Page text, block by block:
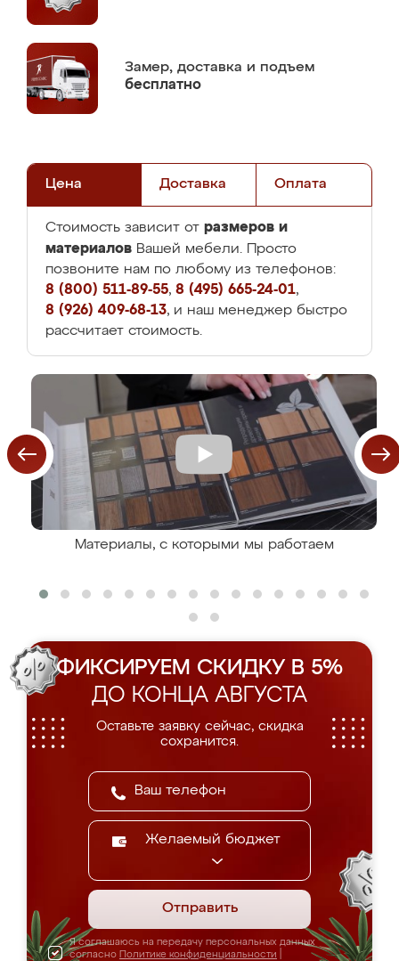
Замер, доставка и подъем
бесплатно
Цена Доставка Оплата
Стоимость зависит от размеров и
материалов Вашей мебели. Просто
позвоните нам по любому из телефонов:
8 (800) 511-89-55, 8 (495) 665-24-01,
8 (926) 409-68-13, и наш менеджер быстро
рассчитает стоимость.
Материалы, с которыми мы работаем
ФИКСИРУЕМ СКИДКУ В 5%
ДО КОНЦА АВГУСТА
Оставьте заявку сейчас, скидка
сохранится.
Желаемый бюджет
Отправить
Я соглашаюсь на передачу персональных данных
согласно Политике конфиденциальности